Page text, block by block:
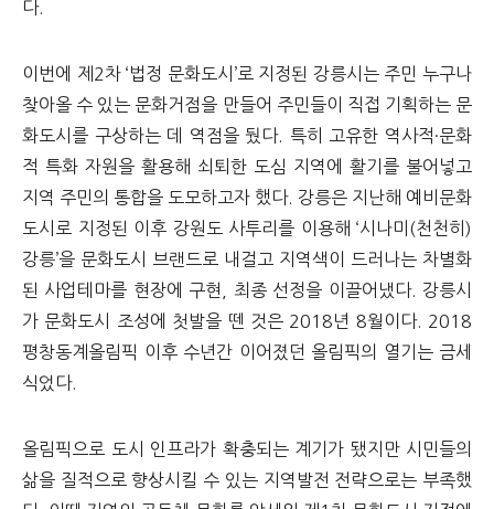
다.
이번에 제2차 ‘법정 문화도시’로 지정된 강릉시는 주민 누구나
찾아올 수 있는 문화거점을 만들어 주민들이 직접 기획하는 문
화도시를 구상하는 데 역점을 뒀다. 특히 고유한 역사적·문화
적 특화 자원을 활용해 쇠퇴한 도심 지역에 활기를 불어넣고
지역 주민의 통합을 도모하고자 했다. 강릉은 지난해 예비문화
도시로 지정된 이후 강원도 사투리를 이용해 ‘시나미(천천히)
강릉’을 문화도시 브랜드로 내걸고 지역색이 드러나는 차별화
된 사업테마를 현장에 구현, 최종 선정을 이끌어냈다. 강릉시
가 문화도시 조성에 첫발을 뗀 것은 2018년 8월이다. 2018
평창동계올림픽 이후 수년간 이어졌던 올림픽의 열기는 금세
식었다.
올림픽으로 도시 인프라가 확충되는 계기가 됐지만 시민들의
삶을 질적으로 향상시킬 수 있는 지역발전 전략으로는 부족했